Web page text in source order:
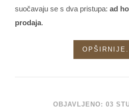
suočavaju se s dva pristupa: ad
prodaja.
OBJAVLJENO: 03